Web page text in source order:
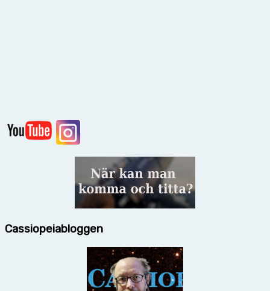
Cassiopeiabloggen